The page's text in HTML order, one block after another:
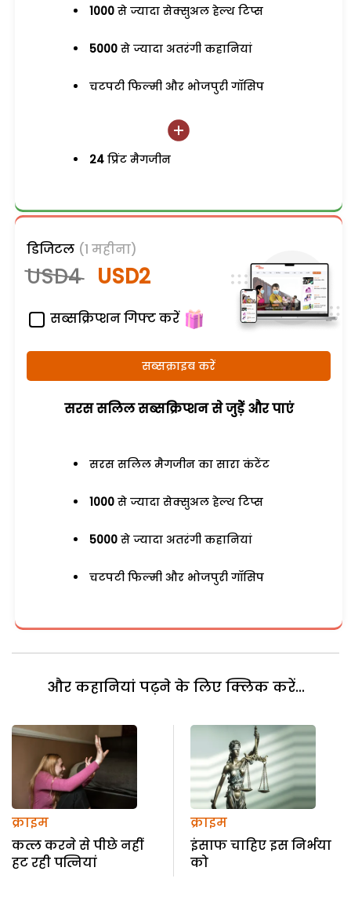
1000 से ज्यादा सेक्सुअल हेल्थ टिप्स
5000 से ज्यादा अतरंगी कहानियां
चटपटी फिल्मी और भोजपुरी गॉसिप
24 प्रिंट मैगजीन
डिजिटल (1 महीना)
USD4 USD2
सब्सक्रिप्शन गिफ्ट करें
सब्सक्राइब करें
सरस सलिल सब्सक्रिप्शन से जुड़ेें और पाएं
सरस सलिल मैगजीन का सारा कंटेंट
1000 से ज्यादा सेक्सुअल हेल्थ टिप्स
5000 से ज्यादा अतरंगी कहानियां
चटपटी फिल्मी और भोजपुरी गॉसिप
और कहानियां पढ़ने के लिए क्लिक करें...
क्राइम
कत्ल करने से पीछे नहीं
हट रही पत्नियां
क्राइम
इंसाफ चाहिए इस निर्भया
को